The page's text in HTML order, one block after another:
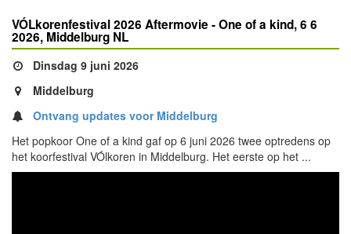
VÓLkorenfestival 2026 Aftermovie - One of a kind, 6 6
2026, Middelburg NL
Dinsdag 9 juni 2026
Middelburg
Ontvang updates voor Middelburg
Het popkoor One of a kind gaf op 6 juni 2026 twee optredens op
het koorfestival VÓlkoren in Middelburg. Het eerste op het ...